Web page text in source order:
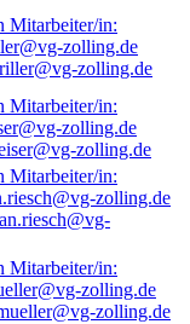
zolling.de
zolling.de
zolling.de